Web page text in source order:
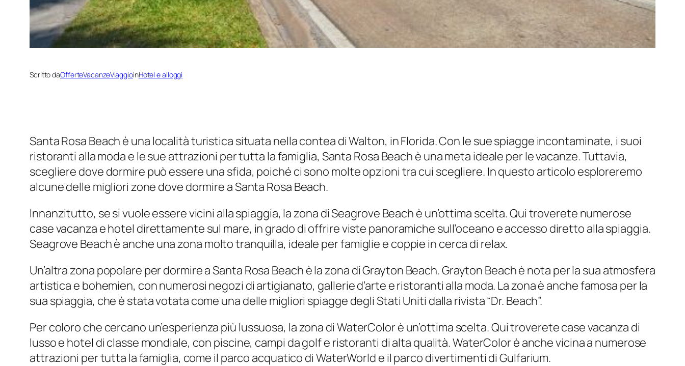
Scritto daOfferteVacanzeViaggioinHotel e alloggi
Santa Rosa Beach è una località turistica situata nella contea di Walton, in Florida. Con le sue spiagge incontaminate, i suoi
ristoranti alla moda e le sue attrazioni per tutta la famiglia, Santa Rosa Beach è una meta ideale per le vacanze. Tuttavia,
scegliere dove dormire può essere una sfida, poiché ci sono molte opzioni tra cui scegliere. In questo articolo esploreremo
alcune delle migliori zone dove dormire a Santa Rosa Beach.
Innanzitutto, se si vuole essere vicini alla spiaggia, la zona di Seagrove Beach è un’ottima scelta. Qui troverete numerose
case vacanza e hotel direttamente sul mare, in grado di offrire viste panoramiche sull’oceano e accesso diretto alla spiaggia.
Seagrove Beach è anche una zona molto tranquilla, ideale per famiglie e coppie in cerca di relax.
Un’altra zona popolare per dormire a Santa Rosa Beach è la zona di Grayton Beach. Grayton Beach è nota per la sua atmosfera
artistica e bohemien, con numerosi negozi di artigianato, gallerie d’arte e ristoranti alla moda. La zona è anche famosa per la
sua spiaggia, che è stata votata come una delle migliori spiagge degli Stati Uniti dalla rivista “Dr. Beach”.
Per coloro che cercano un’esperienza più lussuosa, la zona di WaterColor è un’ottima scelta. Qui troverete case vacanza di
lusso e hotel di classe mondiale, con piscine, campi da golf e ristoranti di alta qualità. WaterColor è anche vicina a numerose
attrazioni per tutta la famiglia, come il parco acquatico di WaterWorld e il parco divertimenti di Gulfarium.